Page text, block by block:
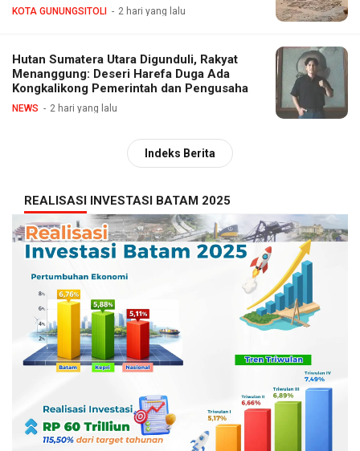
KOTA GUNUNGSITOLI 2 hari yang lalu
Hutan Sumatera Utara Digunduli, Rakyat
Menanggung: Deseri Harefa Duga Ada
Kongkalikong Pemerintah dan Pengusaha
NEWS 2 hari yang lalu
Indeks Berita
REALISASI INVESTASI BATAM 2025